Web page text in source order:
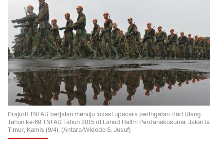
Prajurit TNI AU berjalan menuju lokasi upacara peringatan Hari Ulang
Tahun ke-69 TNI AU Tahun 2015 di Lanud Halim Perdanakusuma, Jakarta
Timur, Kamis (9/4). (Antara/Widodo S. Jusuf)